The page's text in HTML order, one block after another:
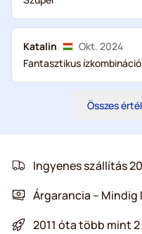
Katalin
Okt. 2024
Fantasztikus
Összes
Ingyenes szállítás
Árgarancia –
2011 óta több mint